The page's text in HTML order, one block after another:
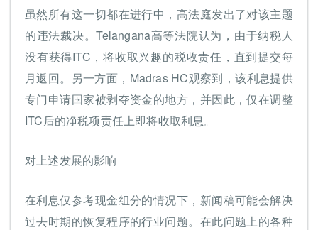
虽然所有这一切都在进行中，高法庭发出了对该主题
的违法裁决。Telangana高等法院认为，由于纳税人
没有获得ITC，将收取兴趣的税收责任，直到提交每
月返回。另一方面，Madras HC观察到，该利息提供
专门申请国家被剥夺资金的地方，并因此，仅在调整
ITC后的净税项责任上即将收取利息。
对上述发展的影响
在利息仅参考现金组分的情况下，新闻稿可能会解决
过去时期的恢复程序的行业问题。在此问题上的各种